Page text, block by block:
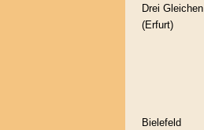
Drei Gleichen
(Erfurt)
Bielefeld